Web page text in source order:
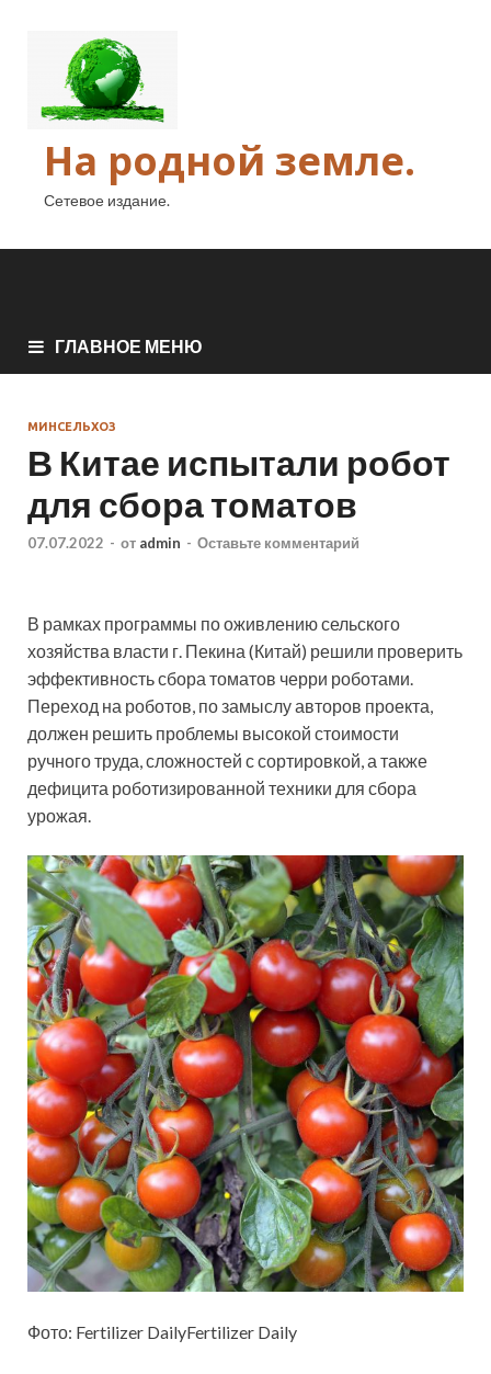
На родной земле.
Сетевое издание.
ГЛАВНОЕ МЕНЮ
МИНСЕЛЬХОЗ
В Китае испытали робот
для сбора томатов
07.07.2022 - от admin - Оставьте комментарий
В рамках программы по оживлению сельского
хозяйства власти г. Пекина (Китай) решили проверить
эффективность сбора томатов черри роботами.
Переход на роботов, по замыслу авторов проекта,
должен решить проблемы высокой стоимости
ручного труда, сложностей с сортировкой, а также
дефицита роботизированной техники для сбора
урожая.
Фото: Fertilizer DailyFertilizer Daily